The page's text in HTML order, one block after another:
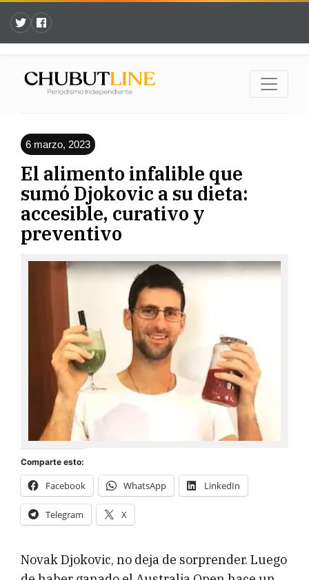
6 marzo, 2023
El alimento infalible que
sumó Djokovic a su dieta:
accesible, curativo y
preventivo
Comparte esto:
Facebook WhatsApp LinkedIn
Telegram X
Novak Djokovic, no deja de sorprender. Luego